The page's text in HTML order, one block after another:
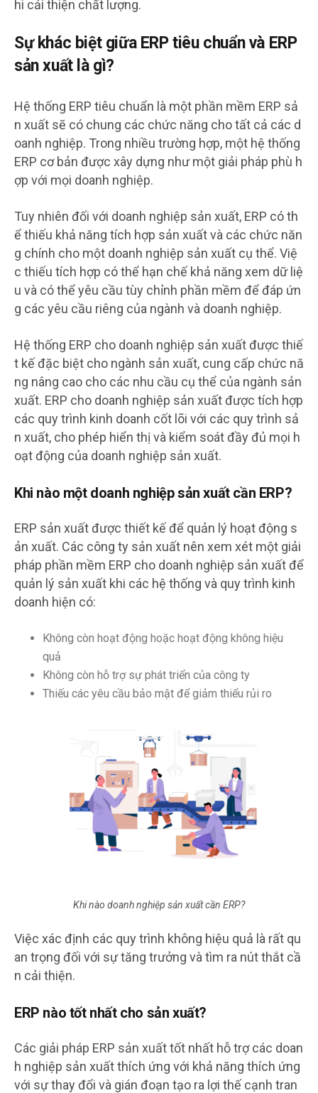
hi cải thiện chất lượng.
Sự khác biệt giữa ERP tiêu chuẩn và ERP
sản xuất là gì?
Hệ thống ERP tiêu chuẩn là một phần mềm ERP sả
n xuất sẽ có chung các chức năng cho tất cả các d
oanh nghiệp. Trong nhiều trường hợp, một hệ thống
ERP cơ bản được xây dựng như một giải pháp phù h
ợp với mọi doanh nghiệp.
Tuy nhiên đối với doanh nghiệp sản xuất, ERP có th
ể thiếu khả năng tích hợp sản xuất và các chức năn
g chính cho một doanh nghiệp sản xuất cụ thể. Việ
c thiếu tích hợp có thể hạn chế khả năng xem dữ liệ
u và có thể yêu cầu tùy chỉnh phần mềm để đáp ứn
g các yêu cầu riêng của ngành và doanh nghiệp.
Hệ thống ERP cho doanh nghiệp sản xuất được thiế
t kế đặc biệt cho ngành sản xuất, cung cấp chức nă
ng nâng cao cho các nhu cầu cụ thể của ngành sản
xuất. ERP cho doanh nghiệp sản xuất được tích hợp
các quy trình kinh doanh cốt lõi với các quy trình sả
n xuất, cho phép hiển thị và kiểm soát đầy đủ mọi h
oạt động của doanh nghiệp sản xuất.
Khi nào một doanh nghiệp sản xuất cần ERP?
ERP sản xuất được thiết kế để quản lý hoạt động s
ản xuất. Các công ty sản xuất nên xem xét một giải
pháp phần mềm ERP cho doanh nghiệp sản xuất để
quản lý sản xuất khi các hệ thống và quy trình kinh
doanh hiện có:
Không còn hoạt động hoặc hoạt động không hiệu
quả
Không còn hỗ trợ sự phát triển của công ty
Thiếu các yêu cầu bảo mật để giảm thiểu rủi ro
Khi nào doanh nghiệp sản xuất cần ERP?
Việc xác định các quy trình không hiệu quả là rất qu
an trọng đối với sự tăng trưởng và tìm ra nút thắt cầ
n cải thiện.
ERP nào tốt nhất cho sản xuất?
Các giải pháp ERP sản xuất tốt nhất hỗ trợ các doan
h nghiệp sản xuất thích ứng với khả năng thích ứng
với sự thay đổi và gián đoạn tạo ra lợi thế cạnh tran